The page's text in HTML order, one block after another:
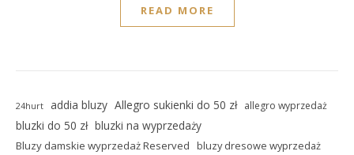
READ MORE
24hurt addia bluzy Allegro sukienki do 50 zł allegro wyprzedaż
bluzki do 50 zł bluzki na wyprzedaży
Bluzy damskie wyprzedaż Reserved bluzy dresowe wyprzedaż